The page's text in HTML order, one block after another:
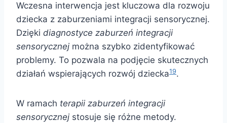
Wczesna interwencja jest kluczowa dla rozwoju
dziecka z zaburzeniami integracji sensorycznej.
Dzięki diagnostyce zaburzeń integracji
sensorycznej można szybko zidentyfikować
problemy. To pozwala na podjęcie skutecznych
działań wspierających rozwój dziecka19.
W ramach terapii zaburzeń integracji
sensorycznej stosuje się różne metody.